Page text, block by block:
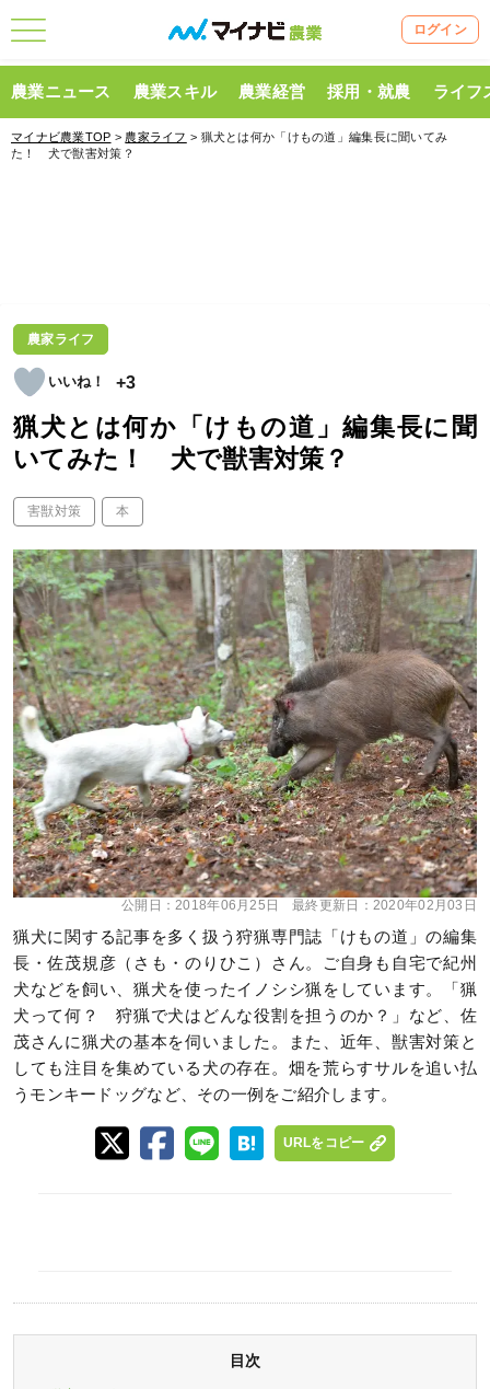
ログイン
農業ニュース 農業スキル 農業経営 採用・就農 ライフ
マイナビ農業TOP > 農家ライフ > 猟犬とは何か「けもの道」編集長に聞いてみ
た！ 犬で獣害対策？
農家ライフ
+3
猟犬とは何か「けもの道」編集長に聞
いてみた！ 犬で獣害対策？
害獣対策 本
公開日：2018年06月25日 最終更新日： 2020年02月03日
猟犬に関する記事を多く扱う狩猟専門誌「けもの道」の編集
長・佐茂規彦（さも・のりひこ）さん。ご自身も自宅で紀州
犬などを飼い、猟犬を使ったイノシシ猟をしています。「猟
犬って何？ 狩猟で犬はどんな役割を担うのか？」など、佐
茂さんに猟犬の基本を伺いました。また、近年、獣害対策と
しても注目を集めている犬の存在。畑を荒らすサルを追い払
うモンキードッグなど、その一例をご紹介します。
URLをコピー
目次